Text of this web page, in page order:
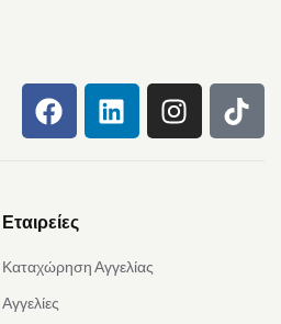
Εταιρείες
Καταχώρηση Αγγελίας
Αγγελίες